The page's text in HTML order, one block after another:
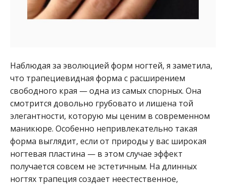
Наблюдая за эволюцией форм ногтей, я заметила,
что трапециевидная форма с расширением
свободного края — одна из самых спорных. Она
смотрится довольно грубовато и лишена той
элегантности, которую мы ценим в современном
маникюре. Особенно непривлекательно такая
форма выглядит, если от природы у вас широкая
ногтевая пластина — в этом случае эффект
получается совсем не эстетичным. На длинных
ногтях трапеция создает неестественное,